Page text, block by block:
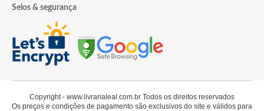
Selos & segurança
Copyright - www.livrarialeal.com.br Todos os direitos reservados
Os preços e condições de pagamento são exclusivos do site e válidos para